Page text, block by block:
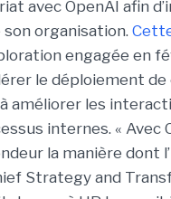
avec OpenAI afin
organisation.
engagée en
le déploiement de
améliorer les
internes. « Avec
la manière dont
Strategy and